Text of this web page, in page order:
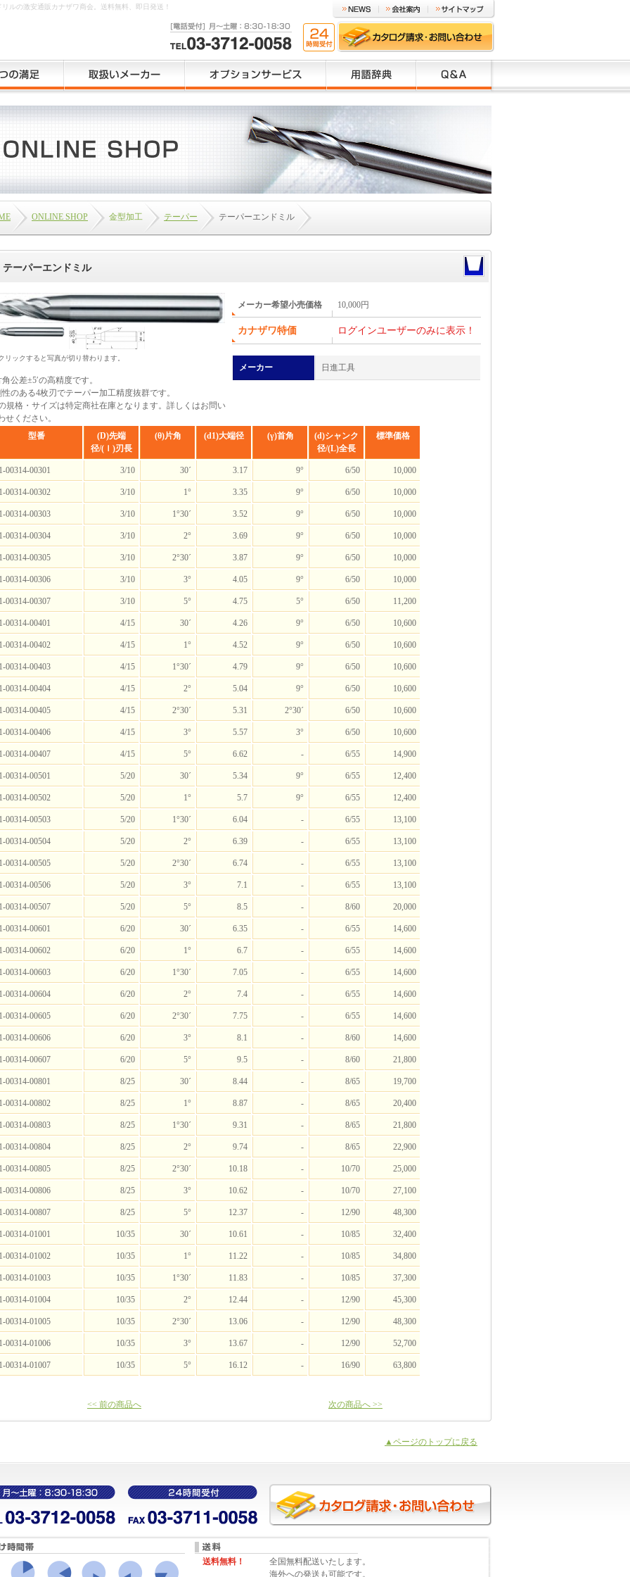
ルの激安通販カナザワ商会。送料無料、即日発送！
ONLINE SHOP 金型加工 テーパー テーパーエンドミル
テーパーエンドミル
リックすると写真が切り替わります。
公差±5′の高精度です。
のある4枚刃でテーパー加工精度抜群です。
規格・サイズは特定商社在庫となります。詳しくはお問い
せください。
メーカー希望小売価格 10,000円
カナザワ特価 ログインユーザーのみに表示！
メーカー 日進工具
型番
(D)先端
径/(ｌ)刃長
(θ)片角 (d1)大端径 (γ)首角
(d)シャンク
径/(L)全長
標準価格
00314-00301 3/10 30´ 3.17 9° 6/50 10,000
00314-00302 3/10 1° 3.35 9° 6/50 10,000
00314-00303 3/10 1°30´ 3.52 9° 6/50 10,000
00314-00304 3/10 2° 3.69 9° 6/50 10,000
00314-00305 3/10 2°30´ 3.87 9° 6/50 10,000
00314-00306 3/10 3° 4.05 9° 6/50 10,000
00314-00307 3/10 5° 4.75 5° 6/50 11,200
00314-00401 4/15 30´ 4.26 9° 6/50 10,600
00314-00402 4/15 1° 4.52 9° 6/50 10,600
00314-00403 4/15 1°30´ 4.79 9° 6/50 10,600
00314-00404 4/15 2° 5.04 9° 6/50 10,600
00314-00405 4/15 2°30´ 5.31 2°30´ 6/50 10,600
00314-00406 4/15 3° 5.57 3° 6/50 10,600
00314-00407 4/15 5° 6.62 - 6/55 14,900
00314-00501 5/20 30´ 5.34 9° 6/55 12,400
00314-00502 5/20 1° 5.7 9° 6/55 12,400
00314-00503 5/20 1°30´ 6.04 - 6/55 13,100
00314-00504 5/20 2° 6.39 - 6/55 13,100
00314-00505 5/20 2°30´ 6.74 - 6/55 13,100
00314-00506 5/20 3° 7.1 - 6/55 13,100
00314-00507 5/20 5° 8.5 - 8/60 20,000
00314-00601 6/20 30´ 6.35 - 6/55 14,600
00314-00602 6/20 1° 6.7 - 6/55 14,600
00314-00603 6/20 1°30´ 7.05 - 6/55 14,600
00314-00604 6/20 2° 7.4 - 6/55 14,600
00314-00605 6/20 2°30´ 7.75 - 6/55 14,600
00314-00606 6/20 3° 8.1 - 8/60 14,600
00314-00607 6/20 5° 9.5 - 8/60 21,800
00314-00801 8/25 30´ 8.44 - 8/65 19,700
00314-00802 8/25 1° 8.87 - 8/65 20,400
00314-00803 8/25 1°30´ 9.31 - 8/65 21,800
00314-00804 8/25 2° 9.74 - 8/65 22,900
00314-00805 8/25 2°30´ 10.18 - 10/70 25,000
00314-00806 8/25 3° 10.62 - 10/70 27,100
00314-00807 8/25 5° 12.37 - 12/90 48,300
00314-01001 10/35 30´ 10.61 - 10/85 32,400
00314-01002 10/35 1° 11.22 - 10/85 34,800
00314-01003 10/35 1°30´ 11.83 - 10/85 37,300
00314-01004 10/35 2° 12.44 - 12/90 45,300
00314-01005 10/35 2°30´ 13.06 - 12/90 48,300
00314-01006 10/35 3° 13.67 - 12/90 52,700
00314-01007 10/35 5° 16.12 - 16/90 63,800
<< 前の商品へ 次の商品へ >>
▲ページのトップに戻る
送料無料！
全国無料配送いたします。
海外への発送も可能です。